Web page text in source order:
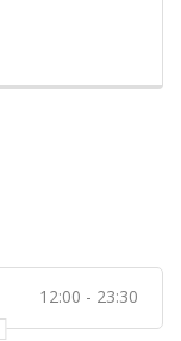
12:00 - 23:30